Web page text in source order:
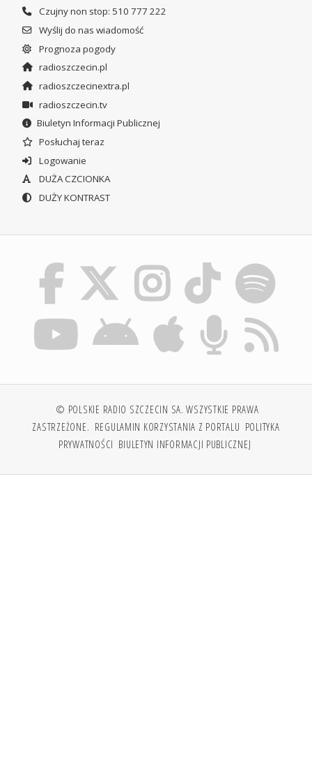
Czujny non stop: 510 777 222
Wyślij do nas wiadomość
Prognoza pogody
radioszczecin.pl
radioszczecinextra.pl
radioszczecin.tv
Biuletyn Informacji Publicznej
Posłuchaj teraz
Logowanie
DUŻA CZCIONKA
DUŻY KONTRAST
© POLSKIE RADIO SZCZECIN SA. WSZYSTKIE PRAWA
ZASTRZEŻONE. REGULAMIN KORZYSTANIA Z PORTALU POLITYKA
PRYWATNOŚCI BIULETYN INFORMACJI PUBLICZNEJ